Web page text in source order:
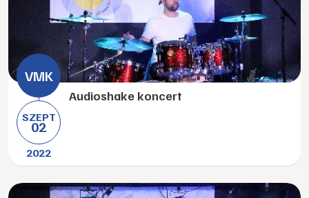
SZEPT
02
2022
Audioshake koncert